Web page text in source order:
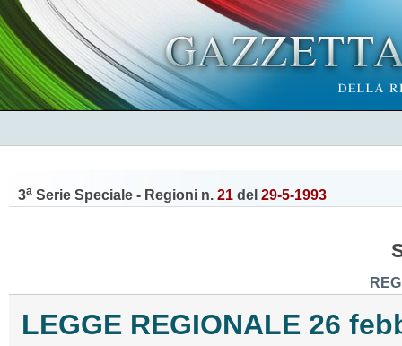
3a Serie Speciale - Regioni n. 21 del 29-5-1993
LEGGE REGIONALE 26